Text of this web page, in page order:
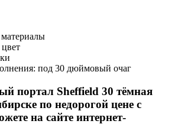
под 30 дюймовый очаг
портал Sheffield 30 тёмная
по недорогой цене с
на сайте интернет-